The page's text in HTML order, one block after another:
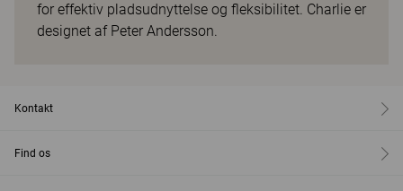
for effektiv pladsudnyttelse og fleksibilitet. Charlie er
designet af Peter Andersson.
Kontakt
Find os